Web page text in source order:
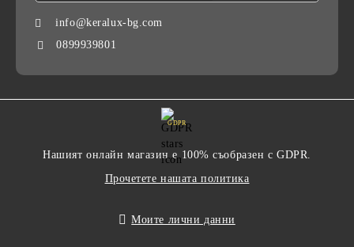
info@keralux-bg.com
0899939801
GDPR
Нашият онлайн магазин е 100% съобразен с GDPR.
Прочетете нашата политика
Моите лични данни